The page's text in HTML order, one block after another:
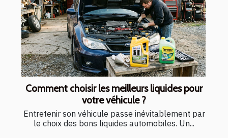
Comment choisir les meilleurs liquides pour
votre véhicule ?
Entretenir son véhicule passe inévitablement par
le choix des bons liquides automobiles. Un...